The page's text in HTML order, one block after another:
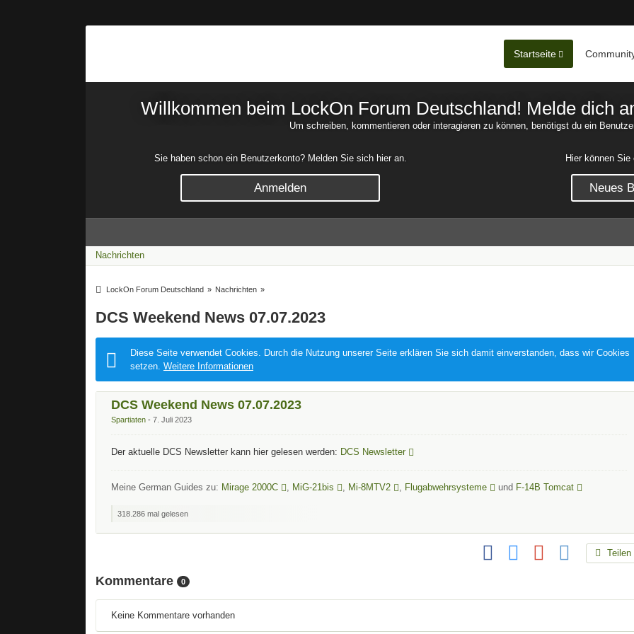
Startseite
Willkommen beim LockOn Forum Deutschland! Melde dich
Um schreiben, kommentieren oder interagieren zu können, benötigst du ein
Sie haben schon ein Benutzerkonto? Melden Sie sich hier an.
Anmelden
Hier können
Neues
Nachrichten
LockOn Forum Deutschland » Nachrichten »
DCS Weekend News 07.07.2023
Diese Seite verwendet Cookies. Durch die Nutzung unserer Seite erklären Sie sich damit einverstanden, dass wir Cookies
setzen. Weitere Informationen
DCS Weekend News 07.07.2023
Spartiaten 7. Juli 2023
Der aktuelle DCS Newsletter kann hier gelesen werden: DCS Newsletter
Meine German Guides zu: Mirage 2000C , MiG-21bis , Mi-8MTV2 , Flugabwehrsysteme und F-14B Tomcat
318.286 mal gelesen
Teilen
Kommentare 0
Keine Kommentare vorhanden